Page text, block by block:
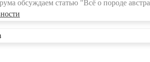
обсуждаем статью "Всё о породе